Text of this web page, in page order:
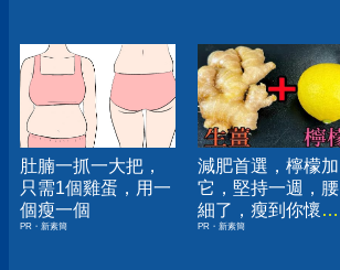
肚腩一抓一大把，
只需1個雞蛋，用一
個瘦一個
PR・新素簡
減肥首選，檸檬加
它，堅持一週，腰
細了，瘦到你懷疑
人生
PR・新素簡